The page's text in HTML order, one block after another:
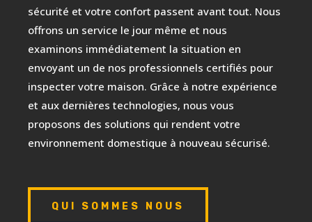
sécurité et votre confort passent avant tout. Nous
offrons un service le jour même et nous
examinons immédiatement la situation en
envoyant un de nos professionnels certifiés pour
inspecter votre maison. Grâce à notre expérience
et aux dernières technologies, nous vous
proposons des solutions qui rendent votre
environnement domestique à nouveau sécurisé.
QUI SOMMES NOUS